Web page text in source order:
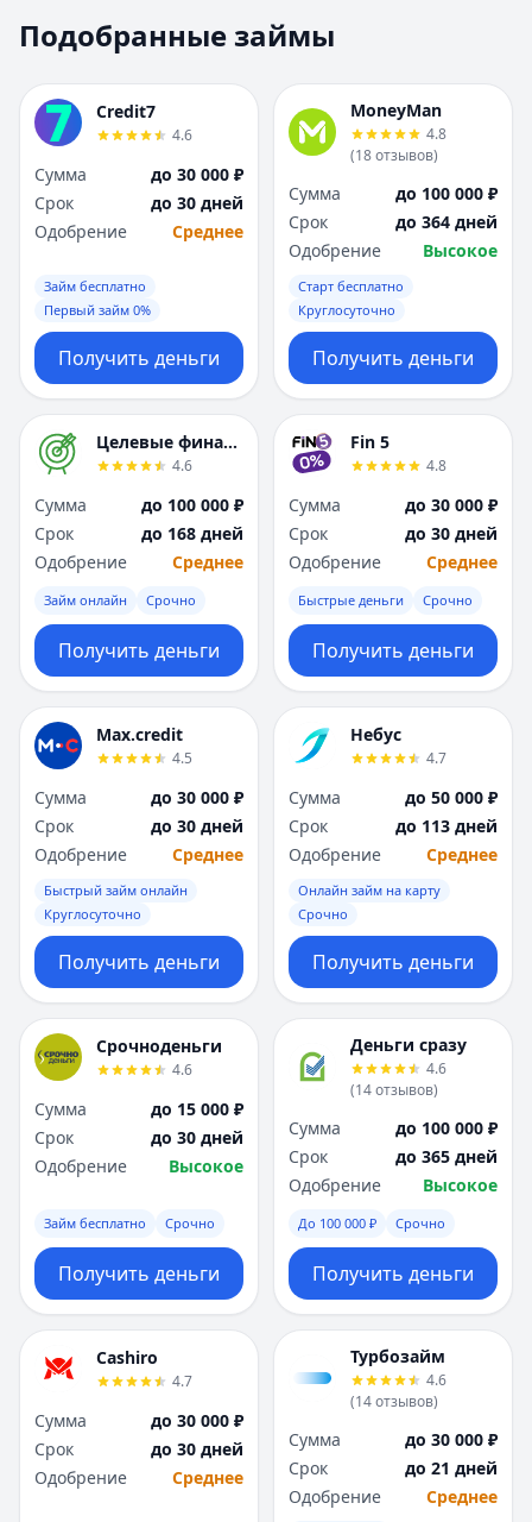
Набережные Челны
Нижний Новгород
Новокузнецк
Новосибирск
Оренбург
П
Пенза
Пермь
Р
Ростов-на-Дону
Рязань
С
Самара
Санкт-Петербург
Саратов
Севастополь
Сочи
Сургут
Т
Тверь
Тольятти
Томск
Тула
Тюмень
Ульяновск
Уфа
Х
Хабаровск
Ч
Чебоксары
Челябинск
Чита
Я
Ярославль
Вся Россия
Набережные
Нижний Новгород
Новокузнецк
Новосибирск
Омск
Оренбург
П
Пенза
Пермь
Р
Ростов-на-Дону
Рязань
С
Самара
Санкт-Петербург
Саратов
Севастополь
Сочи
Сургут
Т
Тверь
Тольятти
Томск
Тула
Тюмень
Ульяновск
Уфа
Хабаровск
Ч
Чебоксары
Челябинск
Чита
Я
Ярославль
Вся Россия
Подобранные займы
Credit7
4.6
Сумма
до 30 000 ₽
Срок
до 30 дней
Одобрение
Среднее
Займ бесплатно
Первый займ 0%
Получить деньги
MoneyMan
4.8
(18отзывов)
Сумма
до 100 000 ₽
Срок
до 364 дней
Одобрение
Высокое
Старт бесплатно
Круглосуточно
Получить деньги
Целевые финансы
4.6
Сумма
до 100 000 ₽
Срок
до 168 дней
Одобрение
Среднее
Займ онлайн Срочно
Получить деньги
Fin 5
4.8
Сумма
до 30 000 ₽
Срок
до 30 дней
Одобрение
Среднее
Быстрые деньги Срочно
Получить деньги
Max.credit
4.5
Сумма
до 30 000 ₽
Срок
до 30 дней
Одобрение
Среднее
Быстрый займ онлайн
Круглосуточно
Получить деньги
Небус
4.7
Сумма
до 50 000 ₽
Срок
до 113 дней
Одобрение
Среднее
Онлайн займ на карту
Срочно
Получить деньги
Срочноденьги
4.6
Сумма
до 15 000 ₽
Срок
до 30 дней
Одобрение
Высокое
Займ бесплатно Срочно
Получить деньги
Деньги сразу
4.6
(14отзывов)
Сумма
до 100 000 ₽
Срок
до 365 дней
Одобрение
Высокое
До 100 000 ₽ Срочно
Получить деньги
Cashiro
4.7
Сумма
до 30 000 ₽
Срок
до 30 дней
Одобрение
Среднее
Турбозайм
4.6
(14отзывов)
Сумма
до 30 000 ₽
Срок
до 21 дней
Одобрение
Среднее